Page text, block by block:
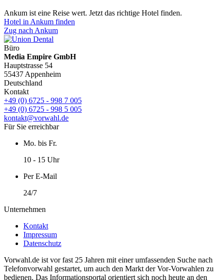
Ankum ist eine Reise wert. Jetzt das richtige Hotel finden.
Hotel in Ankum finden
Zug nach Ankum
Büro
Media Empire GmbH
Hauptstrasse 54
55437 Appenheim
Deutschland
Kontakt
+49 (0) 6725 - 998 7 005
+49 (0) 6725 - 998 5 005
kontakt@vorwahl.de
Für Sie erreichbar
Mo. bis Fr.
10 - 15 Uhr
Per E-Mail
24/7
Unternehmen
Kontakt
Impressum
Datenschutz
Vorwahl.de ist vor fast 25 Jahren mit einer umfassenden Suche nach
Telefonvorwahl gestartet, um auch den Markt der Vor-Vorwahlen zu
bedienen. Das Informationsportal orientiert sich noch heute an den